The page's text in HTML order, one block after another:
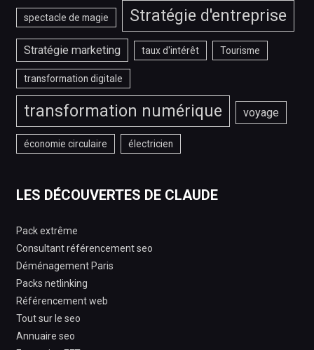
spectacle de magie Stratégie d'entreprise
Stratégie marketing taux d'intérêt Tourisme
transformation digitale
transformation numérique voyage
économie circulaire électricien
LES DÉCOUVERTES DE CLAUDE
Pack extrême
Consultant référencement seo
Déménagement Paris
Packs netlinking
Référencement web
Tout sur le seo
Annuaire seo